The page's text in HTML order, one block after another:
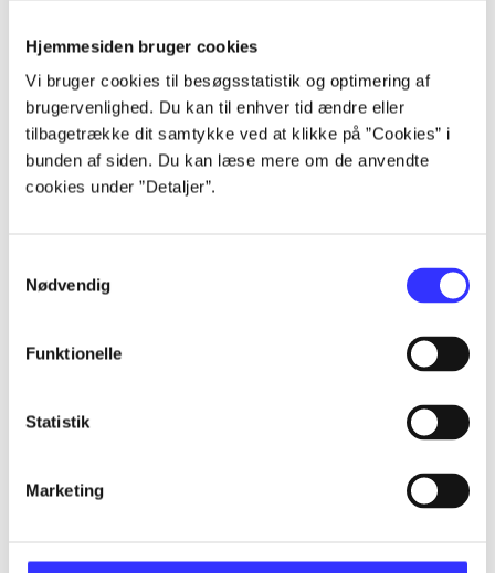
Hjemmesiden bruger cookies
Vi bruger cookies til besøgsstatistik og optimering af
brugervenlighed. Du kan til enhver tid ændre eller
tilbagetrække dit samtykke ved at klikke på ”Cookies” i
bunden af siden. Du kan læse mere om de anvendte
cookies under ”Detaljer”.
Nødvendig
Funktionelle
Statistik
Marketing
...
...
...